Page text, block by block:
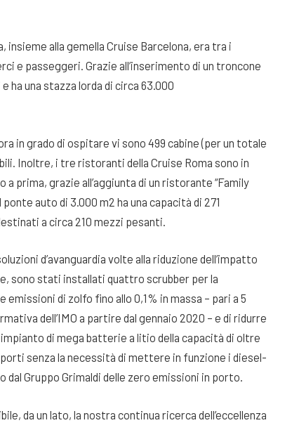
insieme alla gemella Cruise Barcelona, era tra i
e passeggeri. Grazie all’inserimento di un troncone
ha una stazza lorda di circa 63.000
in grado di ospitare vi sono 499 cabine (per un totale
Inoltre, i tre ristoranti della Cruise Roma sono in
prima, grazie all’aggiunta di un ristorante “Family
auto di 3.000 m2 ha una capacità di 271
a circa 210 mezzi pesanti.
d’avanguardia volte alla riduzione dell’impatto
sono stati installati quattro scrubber per la
di zolfo fino allo 0,1% in massa – pari a 5
dell’IMO a partire dal gennaio 2020 – e di ridurre
di mega batterie a litio della capacità di oltre
senza la necessità di mettere in funzione i diesel-
Gruppo Grimaldi delle zero emissioni in porto.
da un lato, la nostra continua ricerca dell’eccellenza